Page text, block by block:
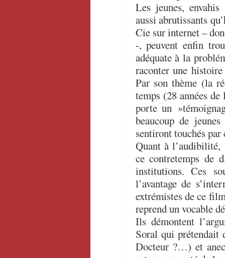
Les jeunes,
aussi abrutissants
Cie sur internet –
-, peuvent enfin
adéquate à la
raconter une
Par son thème (la
temps (28 années
porte un
beaucoup de
sentiront touchés par
Quant à
ce contretemps de
institutions. Ces
l’avantage de
extrémistes de ce
reprend un vocable
Ils démontent
Soral qui prétendait
Docteur ?…) et